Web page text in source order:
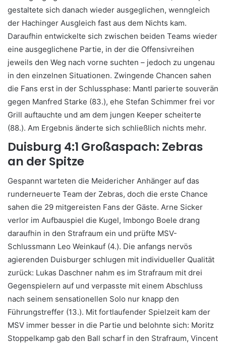
gestaltete sich danach wieder ausgeglichen, wenngleich
der Hachinger Ausgleich fast aus dem Nichts kam.
Daraufhin entwickelte sich zwischen beiden Teams wieder
eine ausgeglichene Partie, in der die Offensivreihen
jeweils den Weg nach vorne suchten – jedoch zu ungenau
in den einzelnen Situationen. Zwingende Chancen sahen
die Fans erst in der Schlussphase: Mantl parierte souverän
gegen Manfred Starke (83.), ehe Stefan Schimmer frei vor
Grill auftauchte und am dem jungen Keeper scheiterte
(88.). Am Ergebnis änderte sich schließlich nichts mehr.
Duisburg 4:1 Großaspach: Zebras
an der Spitze
Gespannt warteten die Meidericher Anhänger auf das
runderneuerte Team der Zebras, doch die erste Chance
sahen die 29 mitgereisten Fans der Gäste. Arne Sicker
verlor im Aufbauspiel die Kugel, Imbongo Boele drang
daraufhin in den Strafraum ein und prüfte MSV-
Schlussmann Leo Weinkauf (4.). Die anfangs nervös
agierenden Duisburger schlugen mit individueller Qualität
zurück: Lukas Daschner nahm es im Strafraum mit drei
Gegenspielern auf und verpasste mit einem Abschluss
nach seinem sensationellen Solo nur knapp den
Führungstreffer (13.). Mit fortlaufender Spielzeit kam der
MSV immer besser in die Partie und belohnte sich: Moritz
Stoppelkamp gab den Ball scharf in den Strafraum, Vincent